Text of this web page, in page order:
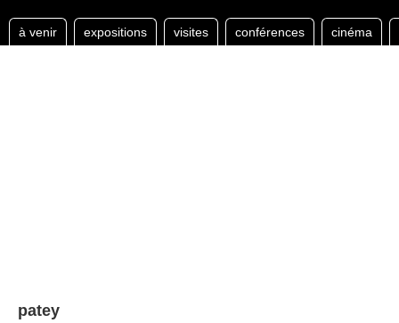
à venir expositions visites conférences cinéma
patey